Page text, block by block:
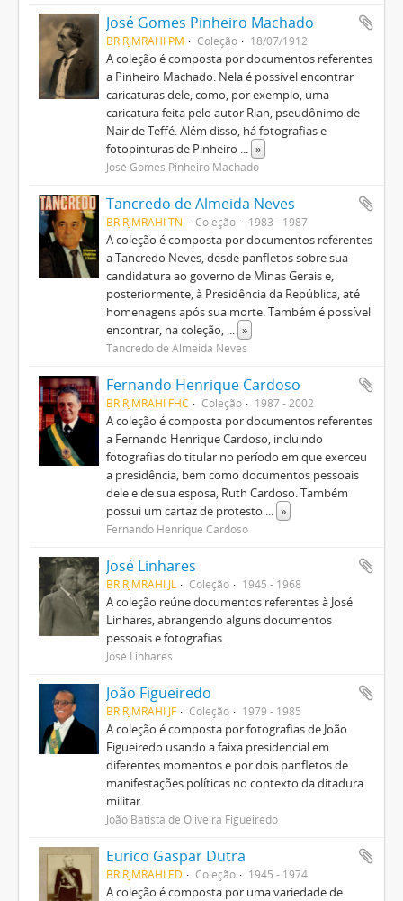
José Gomes Pinheiro Machado
BR RJMRAHI PM Coleção 18/07/1912
A coleção é composta por documentos referentes
a Pinheiro Machado. Nela é possível encontrar
caricaturas dele, como, por exemplo, uma
caricatura feita pelo autor Rian, pseudônimo de
Nair de Teffé. Além disso, há fotografias e
fotopinturas de Pinheiro ... »
José Gomes Pinheiro Machado
Tancredo de Almeida Neves
BR RJMRAHI TN Coleção 1983 - 1987
A coleção é composta por documentos referentes
a Tancredo Neves, desde panfletos sobre sua
candidatura ao governo de Minas Gerais e,
posteriormente, à Presidência da República, até
homenagens após sua morte. Também é possível
encontrar, na coleção, ... »
Tancredo de Almeida Neves
Fernando Henrique Cardoso
BR RJMRAHI FHC Coleção 1987 - 2002
A coleção é composta por documentos referentes
a Fernando Henrique Cardoso, incluindo
fotografias do titular no período em que exerceu
a presidência, bem como documentos pessoais
dele e de sua esposa, Ruth Cardoso. Também
possui um cartaz de protesto ... »
Fernando Henrique Cardoso
José Linhares
BR RJMRAHI JL Coleção 1945 - 1968
A coleção reúne documentos referentes à José
Linhares, abrangendo alguns documentos
pessoais e fotografias.
José Linhares
João Figueiredo
BR RJMRAHI JF Coleção 1979 - 1985
A coleção é composta por fotografias de João
Figueiredo usando a faixa presidencial em
diferentes momentos e por dois panfletos de
manifestações políticas no contexto da ditadura
militar.
João Batista de Oliveira Figueiredo
Eurico Gaspar Dutra
BR RJMRAHI ED Coleção 1945 - 1974
A coleção é composta por uma variedade de